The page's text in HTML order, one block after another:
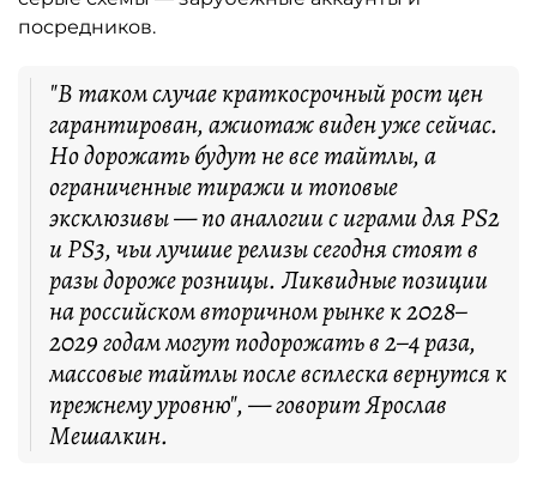
посредников.
"В таком случае краткосрочный рост цен
гарантирован, ажиотаж виден уже сейчас.
Но дорожать будут не все тайтлы, а
ограниченные тиражи и топовые
эксклюзивы — по аналогии с играми для PS2
и PS3, чьи лучшие релизы сегодня стоят в
разы дороже розницы. Ликвидные позиции
на российском вторичном рынке к 2028–
2029 годам могут подорожать в 2–4 раза,
массовые тайтлы после всплеска вернутся к
прежнему уровню", — говорит Ярослав
Мешалкин.